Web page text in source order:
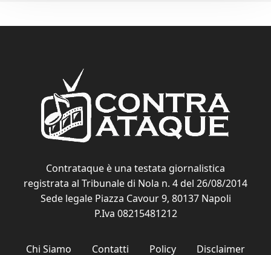
Contrataque è una testata giornalistica
registrata al Tribunale di Nola n. 4 del 26/08/2014
Sede legale Piazza Cavour 9, 80137 Napoli
P.Iva 08215481212
Chi Siamo Contatti Policy Disclaimer